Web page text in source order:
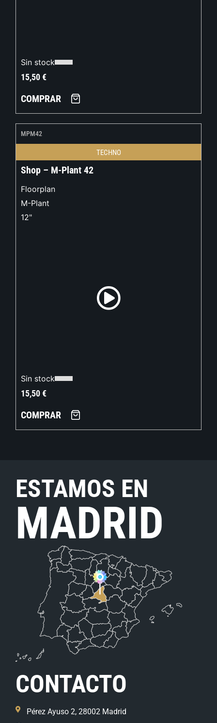
Sin stock
15,50€
COMPRAR
MPM42
TECHNO
Shop – M-Plant 42
Floorplan
M-Plant
12"
Sin stock
15,50€
COMPRAR
ESTAMOS EN
MADRID
CONTACTO
Pérez Ayuso 2, 28002 Madrid